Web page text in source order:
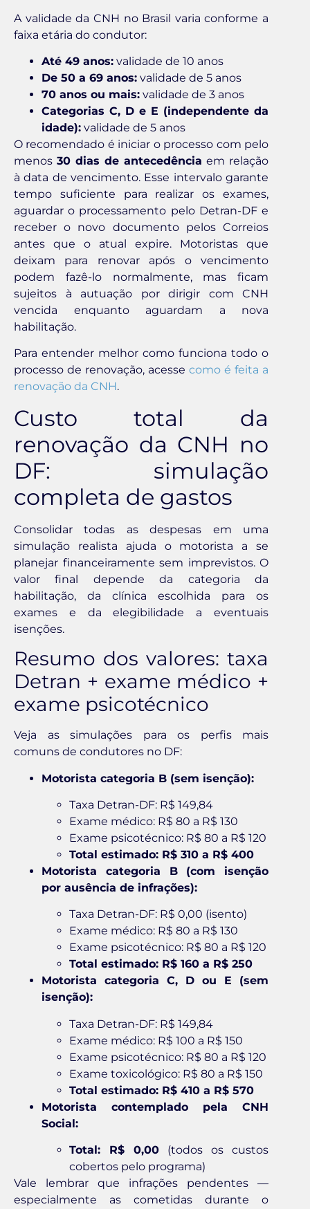
A validade da CNH no Brasil varia conforme a
faixa etária do condutor:
Até 49 anos: validade de 10 anos
De 50 a 69 anos: validade de 5 anos
70 anos ou mais: validade de 3 anos
Categorias C, D e E (independente da
idade): validade de 5 anos
O recomendado é iniciar o processo com pelo
menos 30 dias de antecedência em relação
à data de vencimento. Esse intervalo garante
tempo suficiente para realizar os exames,
aguardar o processamento pelo Detran-DF e
receber o novo documento pelos Correios
antes que o atual expire. Motoristas que
deixam para renovar após o vencimento
podem fazê-lo normalmente, mas ficam
sujeitos à autuação por dirigir com CNH
vencida enquanto aguardam a nova
habilitação.
Para entender melhor como funciona todo o
processo de renovação, acesse como é feita a
renovação da CNH.
Custo total da
renovação da CNH no
DF: simulação
completa de gastos
Consolidar todas as despesas em uma
simulação realista ajuda o motorista a se
planejar financeiramente sem imprevistos. O
valor final depende da categoria da
habilitação, da clínica escolhida para os
exames e da elegibilidade a eventuais
isenções.
Resumo dos valores: taxa
Detran + exame médico +
exame psicotécnico
Veja as simulações para os perfis mais
comuns de condutores no DF:
Motorista categoria B (sem isenção):
Taxa Detran-DF: R$ 149,84
Exame médico: R$ 80 a R$ 130
Exame psicotécnico: R$ 80 a R$ 120
Total estimado: R$ 310 a R$ 400
Motorista categoria B (com isenção
por ausência de infrações):
Taxa Detran-DF: R$ 0,00 (isento)
Exame médico: R$ 80 a R$ 130
Exame psicotécnico: R$ 80 a R$ 120
Total estimado: R$ 160 a R$ 250
Motorista categoria C, D ou E (sem
isenção):
Taxa Detran-DF: R$ 149,84
Exame médico: R$ 100 a R$ 150
Exame psicotécnico: R$ 80 a R$ 120
Exame toxicológico: R$ 80 a R$ 150
Total estimado: R$ 410 a R$ 570
Motorista contemplado pela CNH
Social:
Total: R$ 0,00 (todos os custos
cobertos pelo programa)
Vale lembrar que infrações pendentes —
especialmente as cometidas durante o